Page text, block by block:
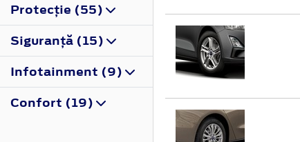
Protecţie (55)
Siguranţă (15)
Infotainment (9)
Confort (19)